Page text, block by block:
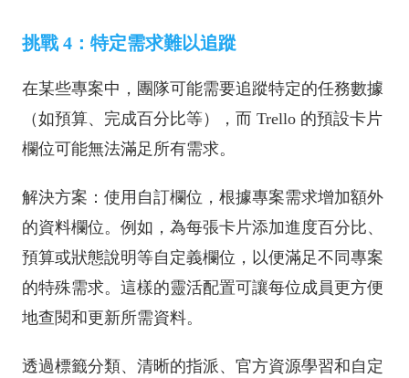
挑戰 4：特定需求難以追蹤
在某些專案中，團隊可能需要追蹤特定的任務數據
（如預算、完成百分比等），而 Trello 的預設卡片
欄位可能無法滿足所有需求。
解決方案：使用自訂欄位，根據專案需求增加額外
的資料欄位。例如，為每張卡片添加進度百分比、
預算或狀態說明等自定義欄位，以便滿足不同專案
的特殊需求。這樣的靈活配置可讓每位成員更方便
地查閱和更新所需資料。
透過標籤分類、清晰的指派、官方資源學習和自定